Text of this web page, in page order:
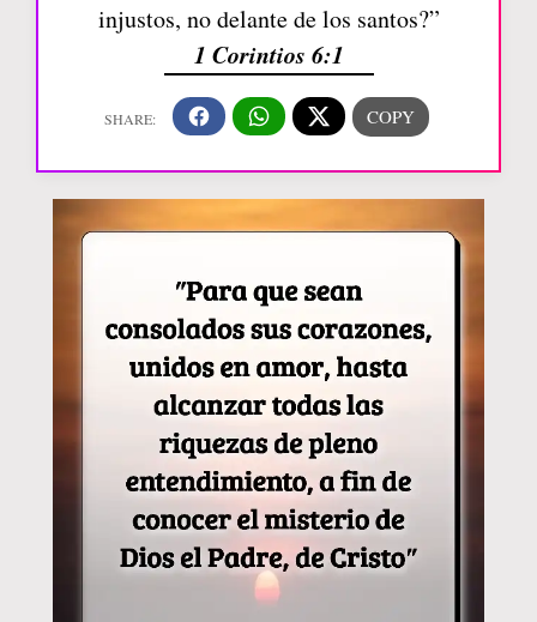
injustos, no delante de los santos?”
1 Corintios 6:1